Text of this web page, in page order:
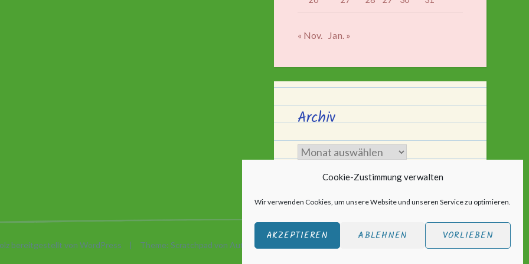
Cookie-Zustimmung verwalten
Wir verwenden Cookies, um unsere Website und unseren Service zu optimieren.
AKZEPTIEREN ABLEHNEN VORLIEBEN
« Nov. Jan. »
Archiv
Archiv
bereitgestellt von WordPress | Theme: Scratchpad von Automattic